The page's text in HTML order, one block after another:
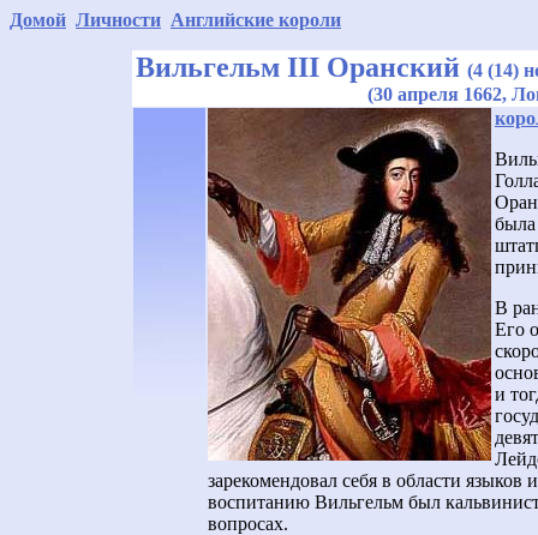
Домой Личности Английские короли
Вильгельм III Оранский (4 (14)
(30 апреля 1662,
была
В
Его
и
зарекомендовал себя в области
воспитанию Вильгельм был
вопросах.